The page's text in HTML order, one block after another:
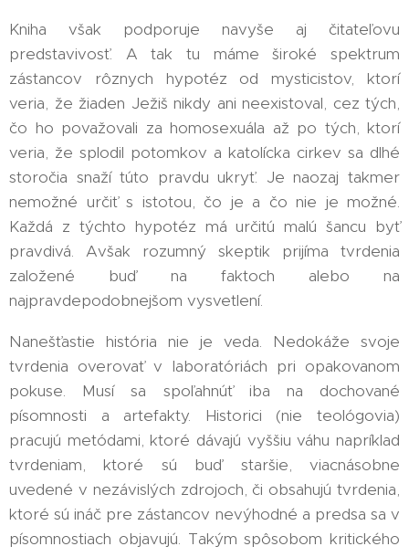
Kniha však podporuje navyše aj čitateľovu
predstavivosť. A tak tu máme široké spektrum
zástancov rôznych hypotéz od mysticistov, ktorí
veria, že žiaden Ježiš nikdy ani neexistoval, cez tých,
čo ho považovali za homosexuála až po tých, ktorí
veria, že splodil potomkov a katolícka cirkev sa dlhé
storočia snaží túto pravdu ukryť. Je naozaj takmer
nemožné určiť s istotou, čo je a čo nie je možné.
Každá z týchto hypotéz má určitú malú šancu byť
pravdivá. Avšak rozumný skeptik prijíma tvrdenia
založené buď na faktoch alebo na
najpravdepodobnejšom vysvetlení.
Nanešťastie história nie je veda. Nedokáže svoje
tvrdenia overovať v laboratóriách pri opakovanom
pokuse. Musí sa spoľahnúť iba na dochované
písomnosti a artefakty. Historici (nie teológovia)
pracujú metódami, ktoré dávajú vyššiu váhu napríklad
tvrdeniam, ktoré sú buď staršie, viacnásobne
uvedené v nezávislých zdrojoch, či obsahujú tvrdenia,
ktoré sú ináč pre zástancov nevýhodné a predsa sa v
písomnostiach objavujú. Takým spôsobom kritického